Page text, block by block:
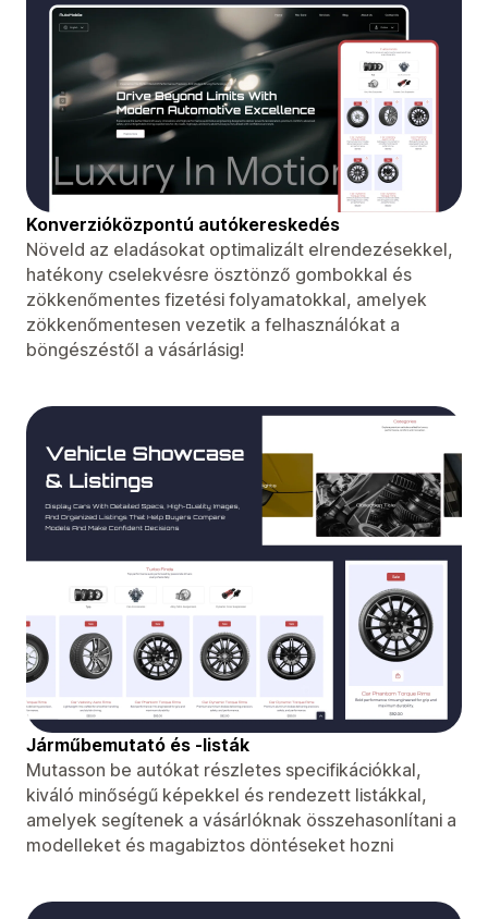
Konverzióközpontú autókereskedés
Növeld az eladásokat optimalizált elrendezésekkel,
hatékony cselekvésre ösztönző gombokkal és
zökkenőmentes fizetési folyamatokkal, amelyek
zökkenőmentesen vezetik a felhasználókat a
böngészéstől a vásárlásig!
Járműbemutató és -listák
Mutasson be autókat részletes specifikációkkal,
kiváló minőségű képekkel és rendezett listákkal,
amelyek segítenek a vásárlóknak összehasonlítani a
modelleket és magabiztos döntéseket hozni